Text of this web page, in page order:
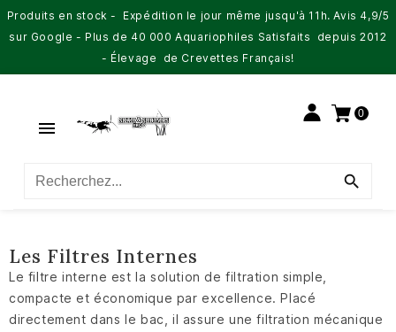
Produits en stock - Expédition le jour même jusqu'à 11h. Avis 4,9/5
sur Google - Plus de 40 000 Aquariophiles Satisfaits depuis 2012
- Élevage de Crevettes Français!

0

Les Filtres Internes
Le filtre interne est la solution de filtration simple,
compacte et économique par excellence. Placé
directement dans le bac, il assure une filtration mécanique